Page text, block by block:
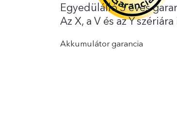
Egyedülálló 3 éves
Az X, a V és az Y szériára
Akkumulátor garancia